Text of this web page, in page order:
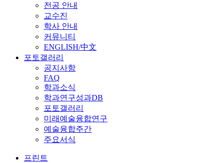
전공 안내
교수진
학사 안내
커뮤니티
ENGLISH/中文
포토갤러리
공지사항
FAQ
학과소식
학과연구성과DB
포토갤러리
미래예술융합연구
예술융합주간
주요서식
프린트